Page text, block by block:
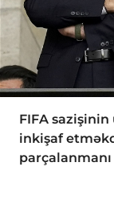
FIFA
inkişaf
parçalanmanı